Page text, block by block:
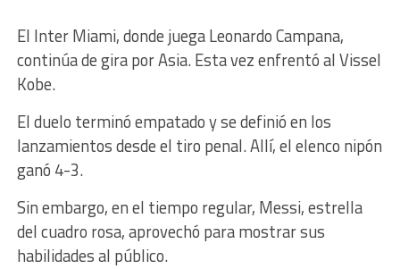
El Inter Miami, donde juega Leonardo Campana,
continúa de gira por Asia. Esta vez enfrentó al Vissel
Kobe.
El duelo terminó empatado y se definió en los
lanzamientos desde el tiro penal. Allí, el elenco nipón
ganó 4-3.
Sin embargo, en el tiempo regular, Messi, estrella
del cuadro rosa, aprovechó para mostrar sus
habilidades al público.